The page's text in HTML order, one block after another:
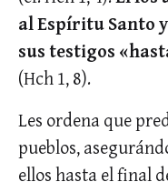
al Espíritu Santo
sus testigos
(Hch 1, 8).
Les ordena que
pueblos,
ellos hasta el final